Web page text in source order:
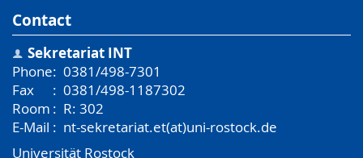
Contact
Sekretariat INT
Phone: 0381/498-7301
Fax
: 0381/498-1187302
Room : R: 302
E-Mail : nt-sekretariat.et(at)uni-rostock.de
Universität Rostock